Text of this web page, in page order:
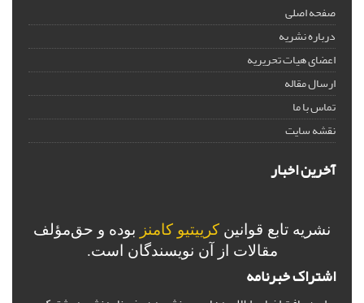
صفحه اصلی
درباره نشریه
اعضای هیات تحریریه
ارسال مقاله
تماس با ما
نقشه سایت
آخرین اخبار
نشریه تابع قوانین کرییتیو کامنز بوده و حق‌مؤلف
مقالات از آن نویسندگان است.
اشتراک خبرنامه